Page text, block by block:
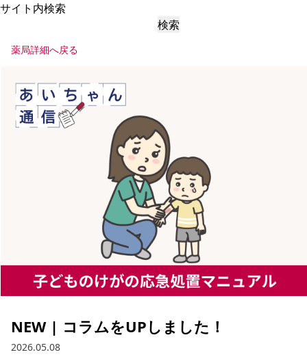
サイト内検索
検索
薬局詳細へ戻る
NEW | コラムをUPしました！
2026.05.08